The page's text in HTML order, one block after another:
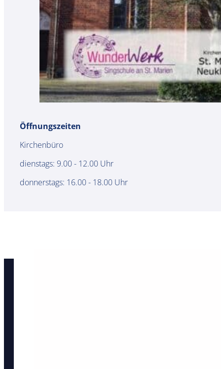
Öffnungszeiten
Kirchenbüro
dienstags: 9.00 - 12.00 Uhr
donnerstags: 16.00 - 18.00 Uhr